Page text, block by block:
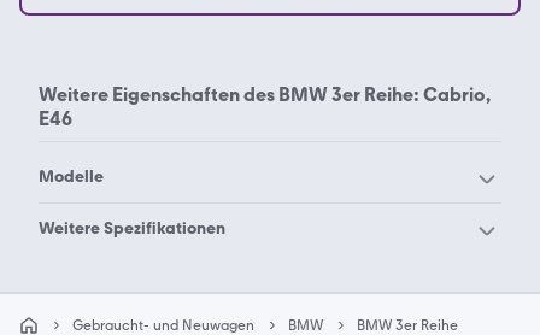
Weitere Eigenschaften des BMW 3er Reihe: Cabrio,
E46
Modelle
BMW 114
BMW 123
BMW 125
Weitere Spezifikationen
Gebraucht- und Neuwagen BMW BMW 3er Reihe